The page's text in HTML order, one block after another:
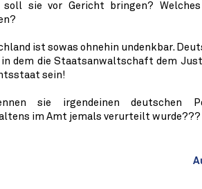
soll sie vor Gericht bringen?
ist sowas ohnehin undenkbar.
in dem die Staatsanwaltschaft dem
sein!
sie irgendeinen deutschen
im Amt jemals verurteilt wurde???